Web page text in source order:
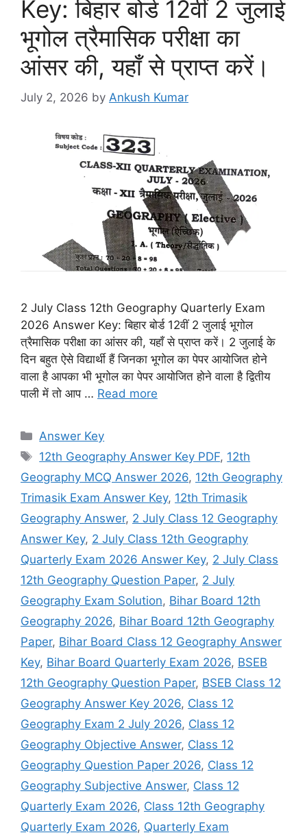
Key: बिहार बोर्ड 12वीं 2 जुलाई
भूगोल त्रैमासिक परीक्षा का
आंसर की, यहाँ से प्राप्त करें।
July 2, 2026 by Ankush Kumar
2 July Class 12th Geography Quarterly Exam
2026 Answer Key: बिहार बोर्ड 12वीं 2 जुलाई भूगोल
त्रैमासिक परीक्षा का आंसर की, यहाँ से प्राप्त करें। 2 जुलाई के
दिन बहुत ऐसे विद्यार्थी हैं जिनका भूगोल का पेपर आयोजित होने
वाला है आपका भी भूगोल का पेपर आयोजित होने वाला है द्वितीय
पाली में तो आप … Read more
Categories
Answer Key
Tags
12th Geography Answer Key PDF, 12th
Geography MCQ Answer 2026, 12th Geography
Trimasik Exam Answer Key, 12th Trimasik
Geography Answer, 2 July Class 12 Geography
Answer Key, 2 July Class 12th Geography
Quarterly Exam 2026 Answer Key, 2 July Class
12th Geography Question Paper, 2 July
Geography Exam Solution, Bihar Board 12th
Geography 2026, Bihar Board 12th Geography
Paper, Bihar Board Class 12 Geography Answer
Key, Bihar Board Quarterly Exam 2026, BSEB
12th Geography Question Paper, BSEB Class 12
Geography Answer Key 2026, Class 12
Geography Exam 2 July 2026, Class 12
Geography Objective Answer, Class 12
Geography Question Paper 2026, Class 12
Geography Subjective Answer, Class 12
Quarterly Exam 2026, Class 12th Geography
Quarterly Exam 2026, Quarterly Exam